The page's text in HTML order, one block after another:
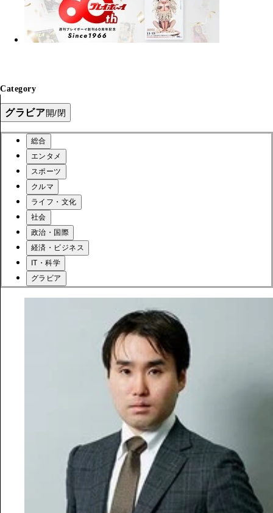
Category
グラビア開/閉
総合
エンタメ
スポーツ
クルマ
ライフ・文化
社会
政治・国際
経済・ビジネス
IT・科学
グラビア